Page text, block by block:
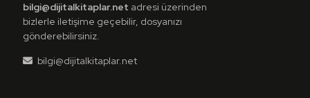
bilgi@dijitalkitaplar.net adresi üzerinden
bizlerle iletişime geçebilir, dosyanızı
gönderebilirsiniz.
bilgi@dijitalkitaplar.net